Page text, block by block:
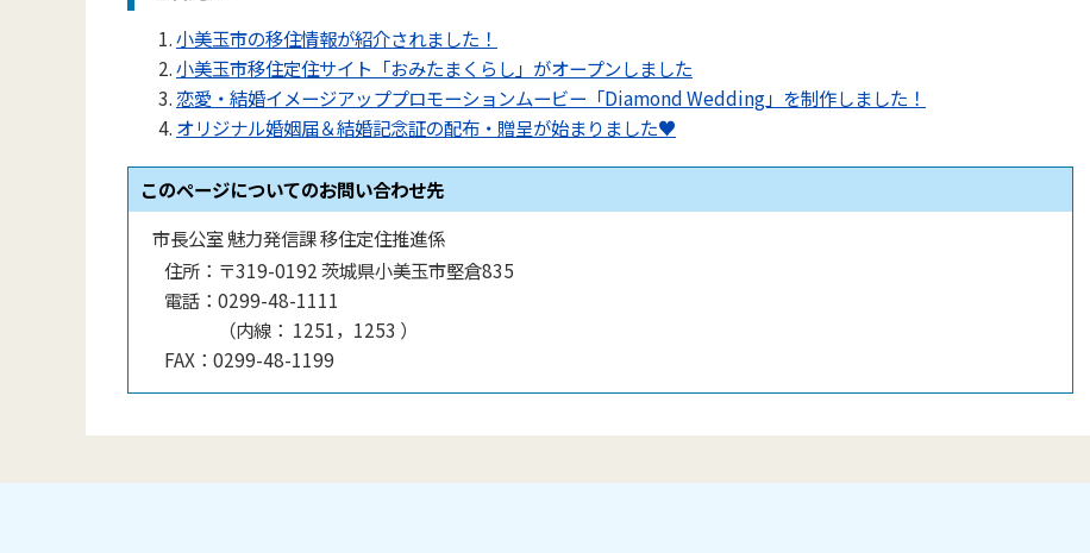
小美玉市の移住情報が紹介されました！
小美玉市移住定住サイト「おみたまくらし」がオープンしました
恋愛・結婚イメージアッププロモーションムービー「Diamond Wedding」を制作しました！
オリジナル婚姻届＆結婚記念証の配布・贈呈が始まりました♥
このページについてのお問い合わせ先
市長公室 魅力発信課 移住定住推進係
住所： 〒319-0192 茨城県小美玉市堅倉835
電話： 0299-48-1111
（内線 ： 1251，1253 ）
FAX： 0299-48-1199